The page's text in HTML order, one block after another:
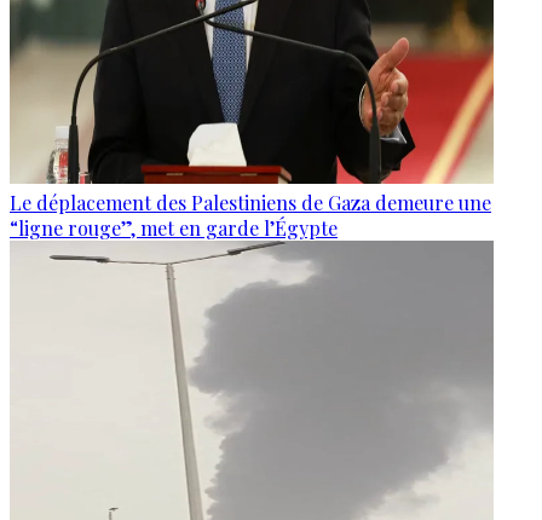
Le déplacement des Palestiniens de Gaza demeure une
“ligne rouge”, met en garde l’Égypte